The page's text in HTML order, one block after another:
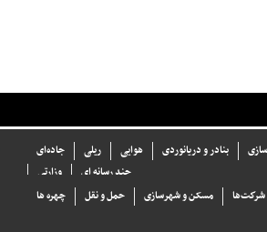
جاده‌ای ریلی هوایی بنادر و دریانوردی
وزارتی
چند رسانه ای
چهره ها حمل و نقل مسکن و شهرسازی شركت‌ها